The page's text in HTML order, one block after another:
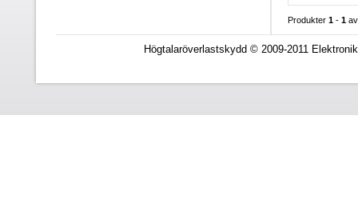
Produkter 1 - 1
Högtalaröverlastskydd © 2009-2011